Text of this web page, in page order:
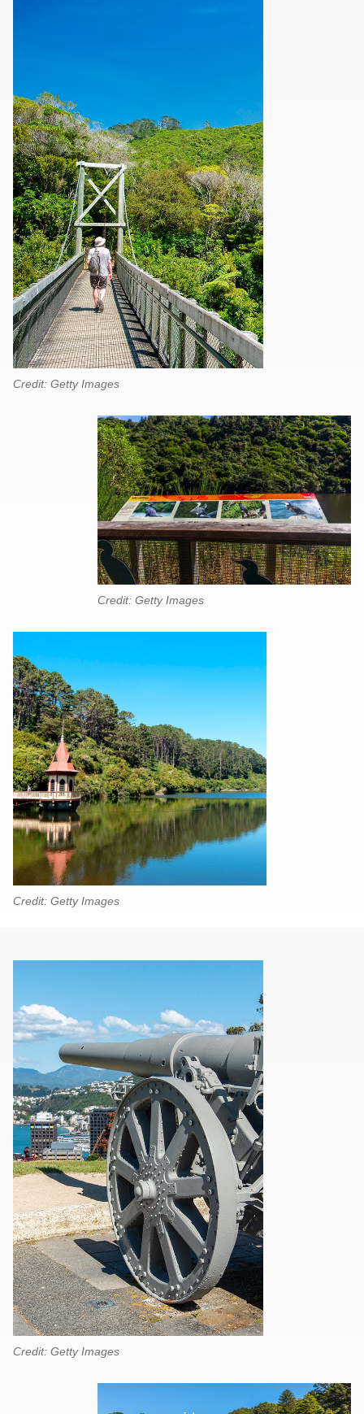
Credit: Getty Images
Credit: Getty Images
Credit: Getty Images
Credit: Getty Images